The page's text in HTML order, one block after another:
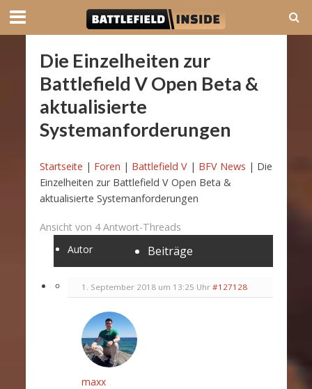
Die Einzelheiten zur
Battlefield V Open Beta &
aktualisierte
Systemanforderungen
Startseite | Foren | Battlefield V | BFV News | Die
Einzelheiten zur Battlefield V Open Beta &
aktualisierte Systemanforderungen
Ansicht von 4 Antwort-Threads
Autor
Beiträge
1. September 2018 um 13:25 Uhr #127128
maxx